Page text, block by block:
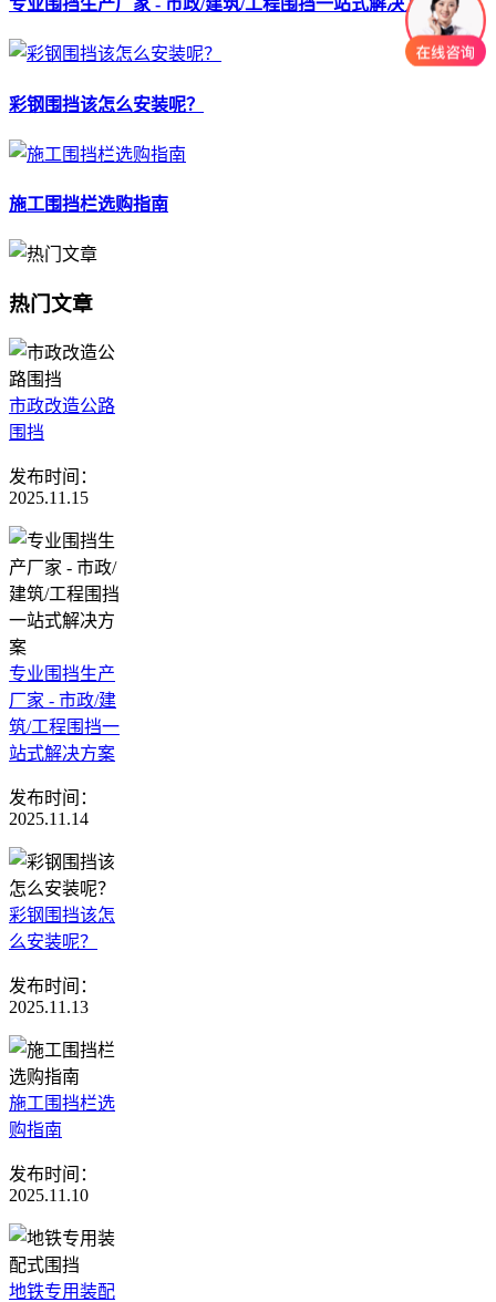
专业围挡生产厂家 - 市政/建筑/工程围挡一站式解决方案
彩钢围挡该怎么安装呢？
施工围挡栏选购指南
热门文章
市政改造公路
围挡
发布时间：
2025.11.15
专业围挡生产
厂家 - 市政/建
筑/工程围挡一
站式解决方案
发布时间：
2025.11.14
彩钢围挡该怎
么安装呢？
发布时间：
2025.11.13
施工围挡栏选
购指南
发布时间：
2025.11.10
地铁专用装配